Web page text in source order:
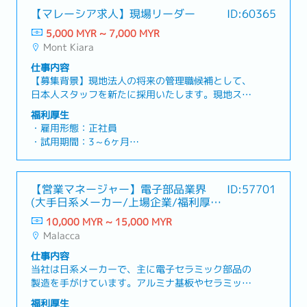
【マレーシア求人】現場リーダー ID:60365
5,000 MYR ~ 7,000 MYR
Mont Kiara
仕事内容
【募集背景】現地法人の将来の管理職候補として、
日本人スタッフを新たに採用いたします。現地スタ
ッフとの連携を大切にしながら、日本人顧客との信
頼関係を築き、組織をリードしていける方を募集し
ています。【仕事内容】現在、社長自らが行ってい
る現場実務を引き継いでいただきます。単に作業を
こなすだけでなく、ローカル技術スタッフ（エンジ
仕組み作りまでを担う、当社の現場の要となるポジ
ションです。【業務内容】・現場でのフロント対
応・実務（全体の4〜5割）・ローカル技術スタッフ
の指揮・管理（全体の3割） ・在庫管理・発注（全
福利厚生
・雇用形態：正社員
・試用期間：3～6ヶ月
あり（シフト制）／昼休憩30分）
・カレンダー：マレーシアのカレンダーに準ずる
（土曜はシフトに準ずる）
・給与 : RM 5,000～7,000 （＋出張手当など別途
相談）
・手当各種：交通費/ガソリン代/出張費
・勤務地：クアラルンプール【モントキアラ周辺】
・有給休暇：
○ 2年未満：8日
【営業マネージャー】電子部品業界
(大手日系メーカー/上場企業/福利厚生
充実)
ID:57701
10,000 MYR ~ 15,000 MYR
Malacca
仕事内容
当社は日系メーカーで、主に電子セラミック部品の
製造を手がけています。アルミナ基板やセラミック
コンデンサ、LEDモジュール、クォーツガラスなど
福利厚生